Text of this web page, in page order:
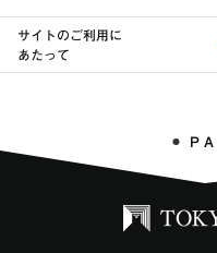
サイトのご利用に
あたって